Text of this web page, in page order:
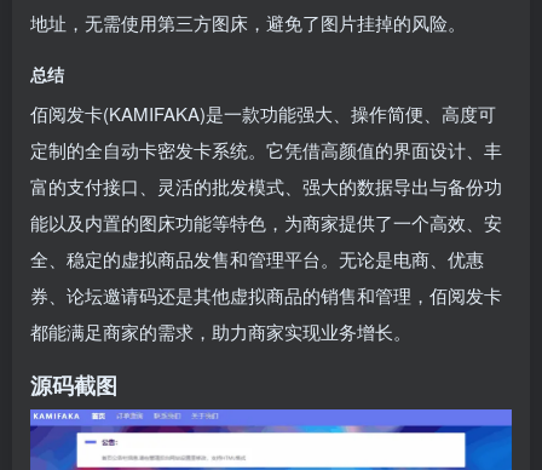
地址，无需使用第三方图床，避免了图片挂掉的风险。
总结
佰阅发卡(KAMIFAKA)是一款功能强大、操作简便、高度可
定制的全自动卡密发卡系统。它凭借高颜值的界面设计、丰
富的支付接口、灵活的批发模式、强大的数据导出与备份功
能以及内置的图床功能等特色，为商家提供了一个高效、安
全、稳定的虚拟商品发售和管理平台。无论是电商、优惠
券、论坛邀请码还是其他虚拟商品的销售和管理，佰阅发卡
都能满足商家的需求，助力商家实现业务增长。
源码截图